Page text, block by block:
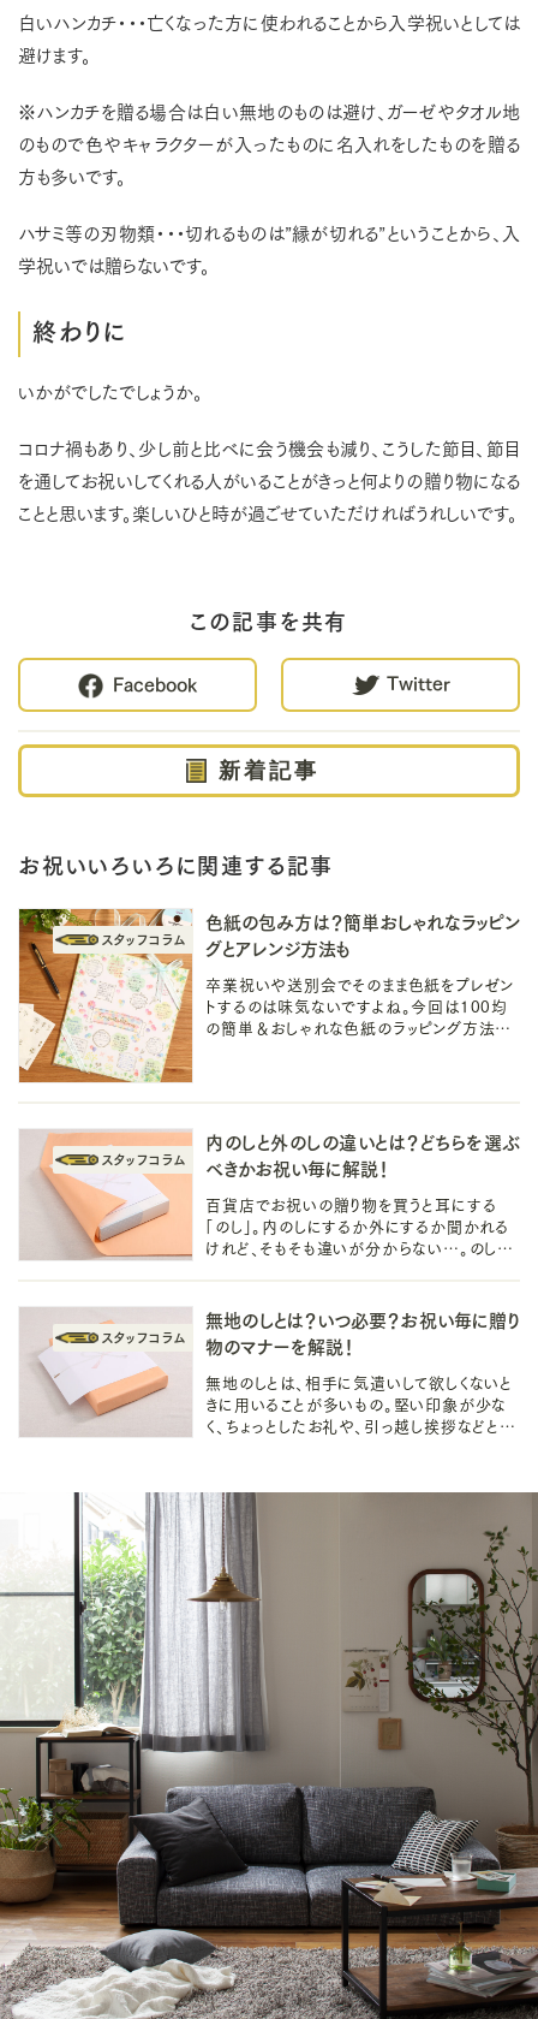
白いハンカチ・・・亡くなった方に使われることから入学祝いとしては
避けます。
※ハンカチを贈る場合は白い無地のものは避け、ガーゼやタオル地
のもので色やキャラクターが入ったものに名入れをしたものを贈る
方も多いです。
ハサミ等の刃物類・・・切れるものは”縁が切れる”ということから、入
学祝いでは贈らないです。
終わりに
いかがでしたでしょうか。
コロナ禍もあり、少し前と比べに会う機会も減り、こうした節目、節目
を通してお祝いしてくれる人がいることがきっと何よりの贈り物になる
ことと思います。楽しいひと時が過ごせていただければうれしいです。
この記事を共有
Facebook Twitter
新着記事
お祝いいろいろに関連する記事
色紙の包み方は？簡単おしゃれなラッピン
グとアレンジ方法も
卒業祝いや送別会でそのまま色紙をプレゼン
トするのは味気ないですよね。今回は100均
の簡単＆おしゃれな色紙のラッピング方法を
内のしと外のしの違いとは？どちらを選ぶ
べきかお祝い毎に解説！
百貨店でお祝いの贈り物を買うと耳にする
「のし」。内のしにするか外にするか聞かれる
けれど、そもそも違いが分からない…。のしに
無地のしとは？いつ必要？お祝い毎に贈り
物のマナーを解説！
無地のしとは、相手に気遣いして欲しくないと
きに用いることが多いもの。堅い印象が少な
く、ちょっとしたお礼や、引っ越し挨拶などと一